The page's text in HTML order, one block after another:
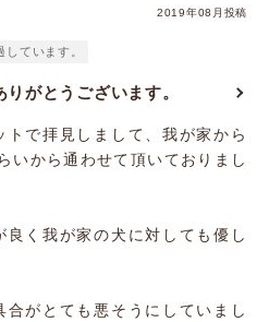
2019年08月投稿
ています。
がとうございます。
で拝見しまして、我が家から
いから通わせて頂いておりまし
く我が家の犬に対しても優し
がとても悪そうにしていまし